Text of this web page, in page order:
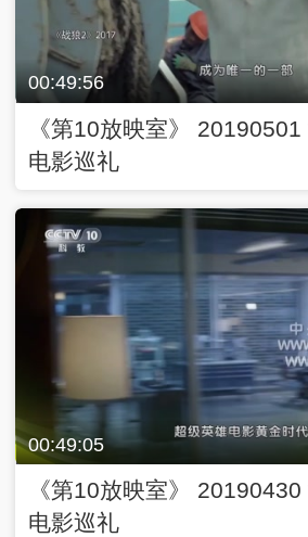
00:49:56
《第10放映室》
电影巡礼
00:49:05
《第10放映室》
电影巡礼